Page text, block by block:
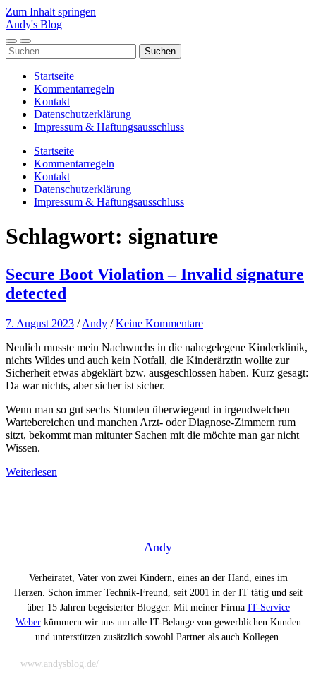
Zum Inhalt springen
Andy's Blog
Mobile-
Menü
Suchfeld
ein-/ausblenden
Suchen
nach:
Startseite
Kommentarregeln
Kontakt
Datenschutzerklärung
Impressum & Haftungsausschluss
Startseite
Kommentarregeln
Kontakt
Datenschutzerklärung
Impressum & Haftungsausschluss
Schlagwort: signature
Secure Boot Violation – Invalid signature
detected
7. August 2023 /Andy /Keine Kommentare
Neulich musste mein Nachwuchs in die nahegelegene Kinderklinik,
nichts Wildes und auch kein Notfall, die Kinderärztin wollte zur
Sicherheit etwas abgeklärt bzw. ausgeschlossen haben. Kurz gesagt:
Da war nichts, aber sicher ist sicher.
Wenn man so gut sechs Stunden überwiegend in irgendwelchen
Wartebereichen und manchen Arzt- oder Diagnose-Zimmern rum
sitzt, bekommt man mitunter Sachen mit die möchte man gar nicht
Wissen.
Weiterlesen
Andy
Verheiratet, Vater von zwei Kindern, eines an der Hand, eines im
Herzen. Schon immer Technik-Freund, seit 2001 in der IT tätig und seit
über 15 Jahren begeisterter Blogger. Mit meiner Firma IT-Service
Weberkümmern wir uns um alle IT-Belange von gewerblichen Kunden
und unterstützen zusätzlich sowohl Partner als auch Kollegen.
www.andysblog.de/